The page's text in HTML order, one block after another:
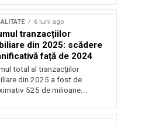
6 luni ago
tranzacțiilor
din 2025: scădere
față de 2024
total al tranzacțiilor
din 2025 a fost de
525 de milioane...